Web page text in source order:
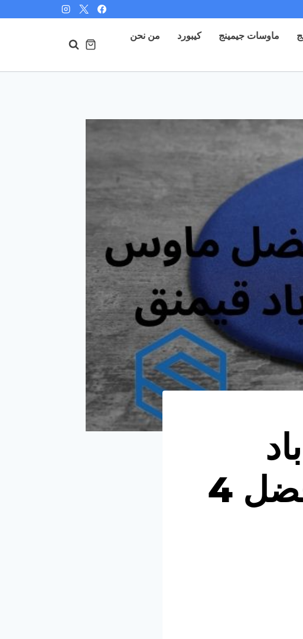
ماوسات جيمينج كيبورد
من نحن
قيمنق | تعرف على أفضل 4